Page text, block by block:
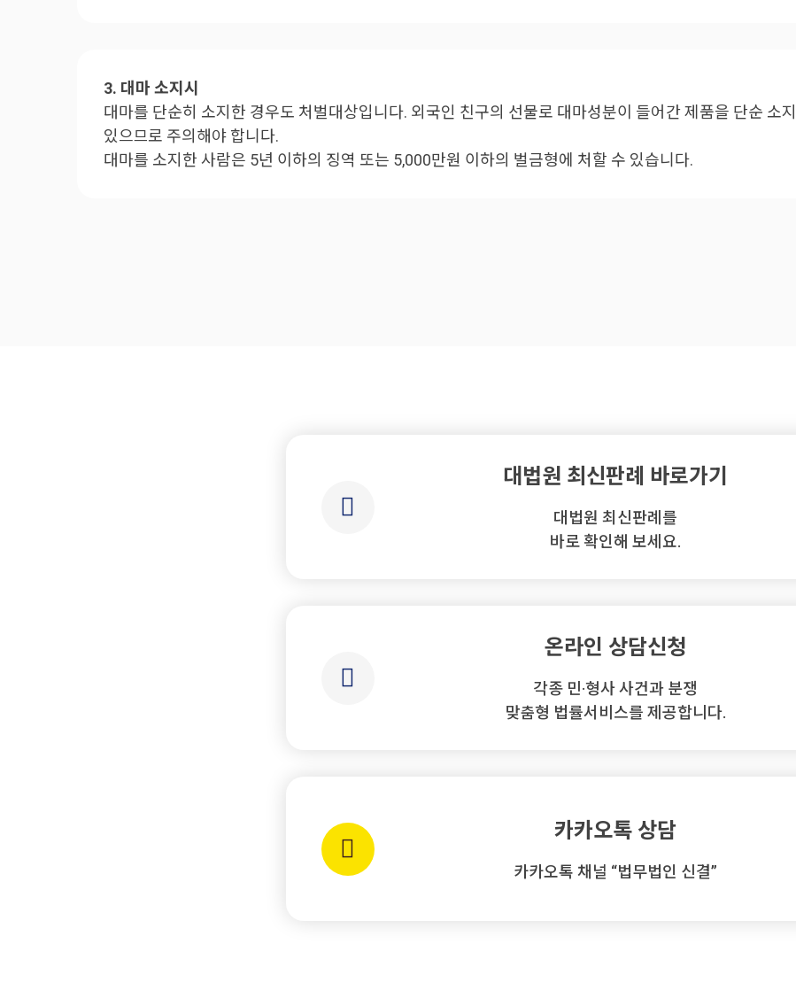
3. 대마 소지시
대마를 단순히 소지한 경우도 처벌대상입니다. 외국인 친구의 선물로 대마성분이 들어간 제품을 단순 소
있으므로 주의해야 합니다.
대마를 소지한 사람은 5년 이하의 징역 또는 5,000만원 이하의 벌금형에 처할 수 있습니다.
대법원 최신판례 바로가기
대법원 최신판례를
바로 확인해 보세요.
온라인 상담신청
각종 민·형사 사건과 분쟁
맞춤형 법률서비스를 제공합니다.
카카오톡 상담
카카오톡 채널 “법무법인 신결”